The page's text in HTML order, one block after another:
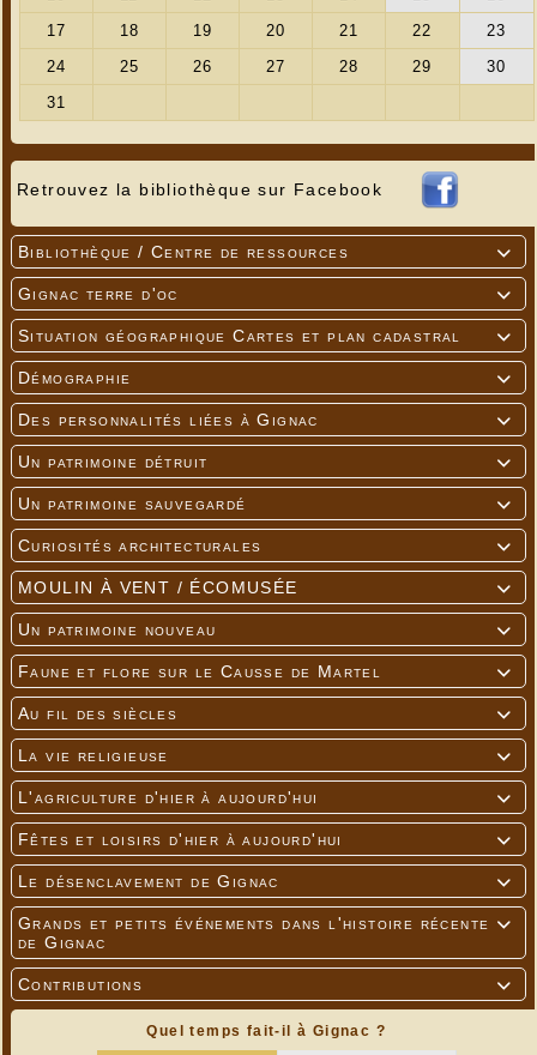
Retrouvez la bibliothèque sur Facebook

Bibliothèque / Centre de ressources

Gignac terre d'oc

Situation géographique Cartes et plan cadastral

Démographie

Des personnalités liées à Gignac

Un patrimoine détruit

Un patrimoine sauvegardé

Curiosités architecturales

MOULIN À VENT / ÉCOMUSÉE

Un patrimoine nouveau

Faune et flore sur le Causse de Martel

Au fil des siècles

La vie religieuse

L'agriculture d'hier à aujourd'hui

Fêtes et loisirs d'hier à aujourd'hui

Le désenclavement de Gignac

Grands et petits événements dans l'histoire récente
de Gignac

Contributions
Quel temps fait-il à Gignac ?